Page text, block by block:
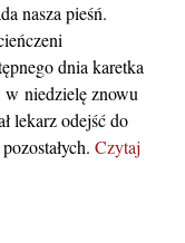
nasza pieśń.
dnia karetka
w niedzielę znowu
lekarz odejść do
Czytaj